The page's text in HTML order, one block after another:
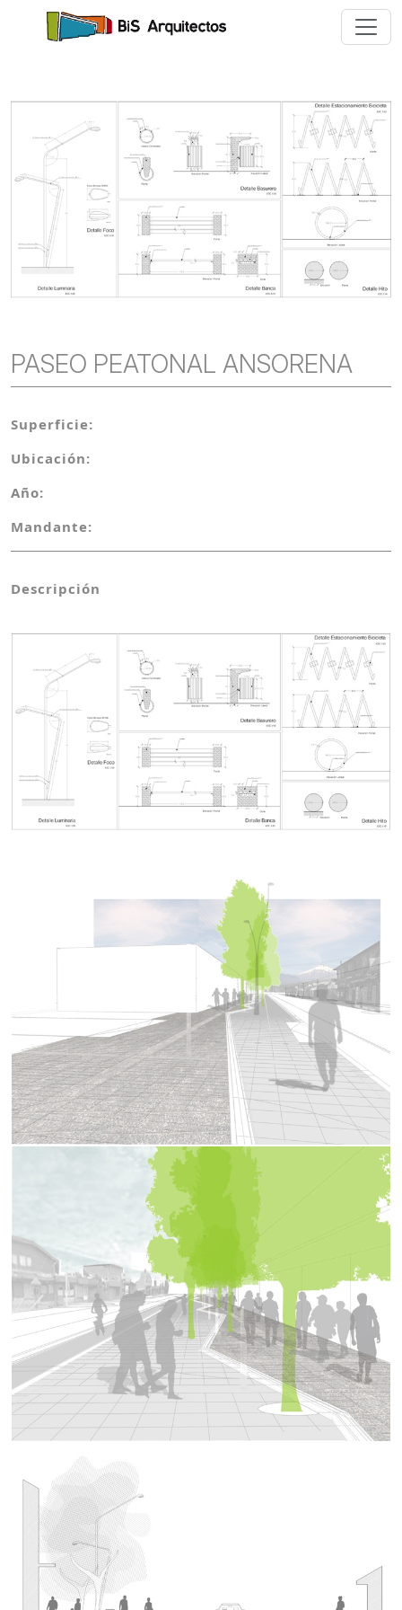
PASEO PEATONAL ANSORENA
Superficie:
Ubicación:
Año:
Mandante:
Descripción